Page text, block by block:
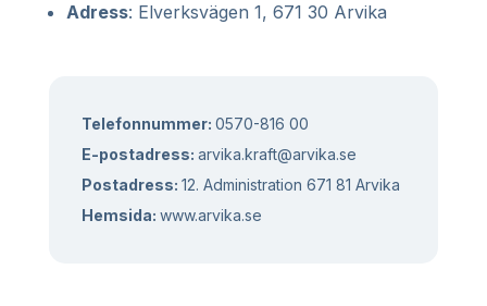
Adress: Elverksvägen 1, 671 30 Arvika
Telefonnummer: 0570-816 00
E-postadress: arvika.kraft@arvika.se
Postadress: 12. Administration 671 81 Arvika
Hemsida: www.arvika.se